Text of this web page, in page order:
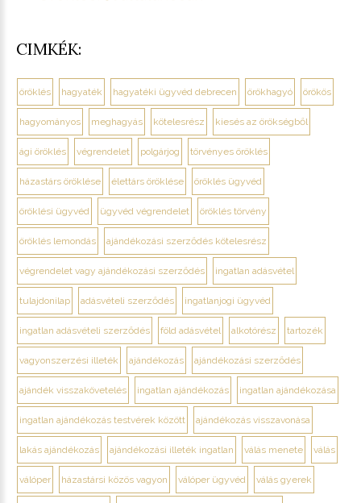
CIMKÉK:
öröklés hagyaték hagyatéki ügyvéd debrecen örökhagyó örökös
hagyományos meghagyás kötelesrész kiesés az örökségből
ági öröklés végrendelet polgárjog törvényes öröklés
házastárs öröklése élettárs öröklése öröklés ügyvéd
öröklési ügyvéd ügyvéd végrendelet öröklés törvény
öröklés lemondás ajándékozási szerződés kötelesrész
végrendelet vagy ajándékozási szerződés ingatlan adásvétel
tulajdonilap adásvételi szerződés ingatlanjogi ügyvéd
ingatlan adásvételi szerződés föld adásvétel alkotórész tartozék
vagyonszerzési illeték ajándékozás ajándékozási szerződés
ajándék visszakövetelés ingatlan ajándékozás ingatlan ajándékozása
ingatlan ajándékozás testvérek között ajándékozás visszavonása
lakás ajándékozás ajándékozási illeték ingatlan válás menete válás
válóper házastársi közös vagyon válóper ügyvéd válás gyerek